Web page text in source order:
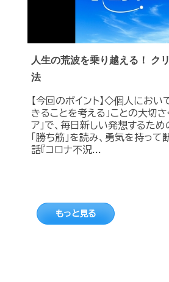
人生の荒波を乗り越える！ ク
法
【今回のポイント】◇個人におい
きることを考える」ことの大切
ア」で、毎日新しい発想するた
「勝ち筋」を読み、勇気を持っ
話『コロナ不況...
もっと見る